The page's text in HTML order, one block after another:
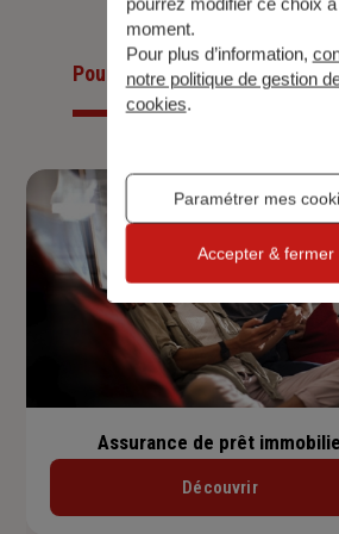
Pour les particuliersPour les
Assurance de prêt
Découvrir
pourrez modifier ce choix
moment.
Pour plus d’information,
notre politique de gestion
cookies.
Paramétrer mes
Accepter & fermer